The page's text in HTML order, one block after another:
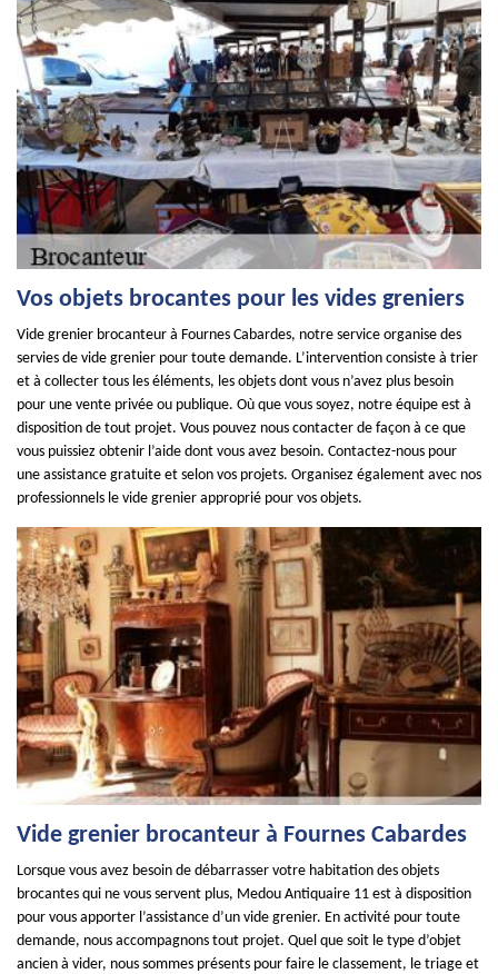
Vos objets brocantes pour les vides greniers
Vide grenier brocanteur à Fournes Cabardes, notre service organise des
servies de vide grenier pour toute demande. L’intervention consiste à trier
et à collecter tous les éléments, les objets dont vous n’avez plus besoin
pour une vente privée ou publique. Où que vous soyez, notre équipe est à
disposition de tout projet. Vous pouvez nous contacter de façon à ce que
vous puissiez obtenir l’aide dont vous avez besoin. Contactez-nous pour
une assistance gratuite et selon vos projets. Organisez également avec nos
professionnels le vide grenier approprié pour vos objets.
Vide grenier brocanteur à Fournes Cabardes
Lorsque vous avez besoin de débarrasser votre habitation des objets
brocantes qui ne vous servent plus, Medou Antiquaire 11 est à disposition
pour vous apporter l’assistance d’un vide grenier. En activité pour toute
demande, nous accompagnons tout projet. Quel que soit le type d’objet
ancien à vider, nous sommes présents pour faire le classement, le triage et